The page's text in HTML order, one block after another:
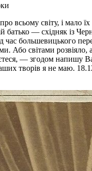
всьому світу, і
— східняк із
большевицького
світами розвіяло,
— згодом напишу
творів я не маю.